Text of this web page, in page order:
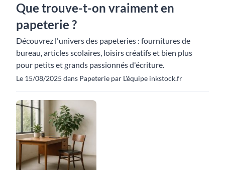
Que trouve-t-on vraiment en
papeterie ?
Découvrez l'univers des papeteries : fournitures de
bureau, articles scolaires, loisirs créatifs et bien plus
pour petits et grands passionnés d'écriture.
Le 15/08/2025 dans Papeterie par L'équipe inkstock.fr